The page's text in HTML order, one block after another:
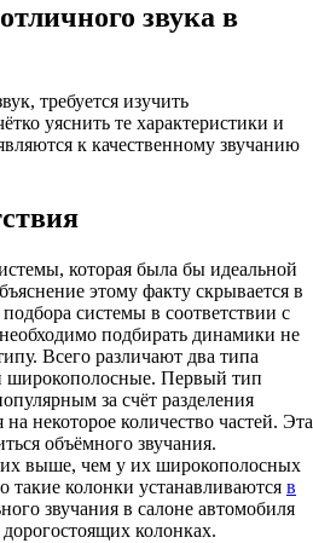
звука в
требуется изучить
уяснить те характеристики и
к качественному звучанию
которая была бы идеальной
этому факту скрывается в
системы в соответствии с
подбирать динамики не
Всего различают два типа
широкополосные. Первый тип
за счёт разделения
некоторое количество частей. Эта
объёмного звучания.
выше, чем у их широкополосных
такие колонки устанавливаются в
звучания в салоне автомобиля
колонках.